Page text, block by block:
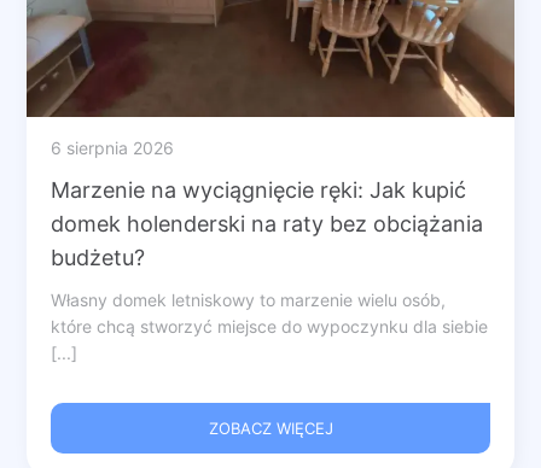
6 sierpnia 2026
Marzenie na wyciągnięcie ręki: Jak kupić
domek holenderski na raty bez obciążania
budżetu?
Własny domek letniskowy to marzenie wielu osób,
które chcą stworzyć miejsce do wypoczynku dla siebie
[...]
ZOBACZ WIĘCEJ